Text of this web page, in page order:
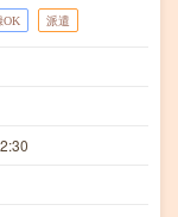
OK 派遣